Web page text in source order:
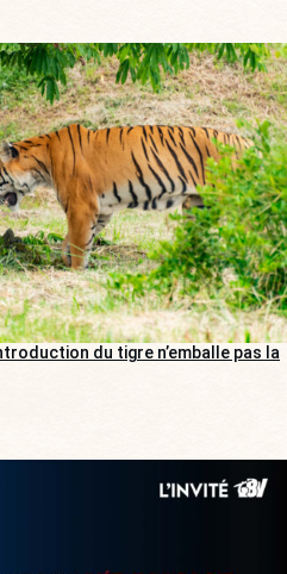
du tigre n’emballe pas la